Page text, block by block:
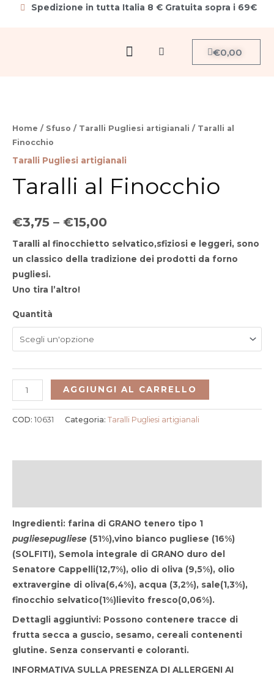
Spedizione in tutta Italia 8 € Gratuita sopra i 69€
MenuCerca
€0,00
Carrello
Home / Sfuso / Taralli Pugliesi artigianali / Taralli al
Finocchio
Taralli Pugliesi artigianali
Taralli al Finocchio
€3,75 – €15,00
Taralli al finocchietto selvatico,sfiziosi e leggeri, sono
un classico della tradizione dei prodotti da forno
pugliesi.
Uno tira l’altro!
Quantità
Finocchio
quantità
AGGIUNGI AL CARRELLO
COD: 10631 Categoria: Taralli Pugliesi artigianali
Ingredienti: farina di GRANO tenero tipo 1
pugliesepugliese (51%),vino bianco pugliese (16%)
(SOLFITI), Semola integrale di GRANO duro del
Senatore Cappelli(12,7%), olio di oliva (9,5%), olio
extravergine di oliva(6,4%), acqua (3,2%), sale(1,3%),
finocchio selvatico(1%)lievito fresco(0,06%).
Dettagli aggiuntivi: Possono contenere tracce di
frutta secca a guscio, sesamo, cereali contenenti
glutine. Senza conservanti e coloranti.
INFORMATIVA SULLA PRESENZA DI ALLERGENI AI